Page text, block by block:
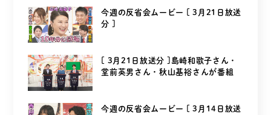
今週の反省会ムービー [ 3月21日放送
分 ]
[ 3月21日放送分 ]島崎和歌子さん・
堂前英男さん・秋山基裕さんが番組
今週の反省会ムービー [ 3月14日放送